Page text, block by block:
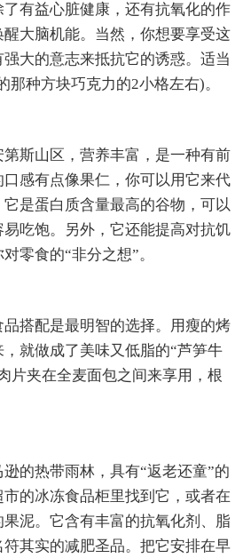
有益心脏健康，还有抗氧化的作
大脑机能。当然，你想要享受这
大的意志来抵抗它的诱惑。适当
那种方块巧克力的2小格左右)。
斯山区，营养丰富，是一种有前
感有点像果仁，你可以用它来代
是蛋白质含量最高的谷物，可以
吃饱。另外，它还能提高对抗饥
零食的“非分之想”。
搭配是最明智的选择。用瘦的烤
就做成了美味又低脂的“芦笋牛
片夹在全麦面包之间来享用，根
热带雨林，具有“返老还童”的
的冰冻食品柜里找到它，或者在
泥。它含有丰富的抗氧化剂、脂
其实的减肥圣品。把它安排在早